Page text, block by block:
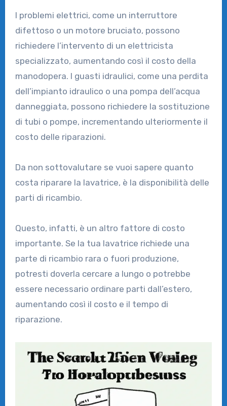
I problemi elettrici, come un interruttore
difettoso o un motore bruciato, possono
richiedere l’intervento di un elettricista
specializzato, aumentando così il costo della
manodopera. I guasti idraulici, come una perdita
dell’impianto idraulico o una pompa dell’acqua
danneggiata, possono richiedere la sostituzione
di tubi o pompe, incrementando ulteriormente il
costo delle riparazioni.
Da non sottovalutare se vuoi sapere quanto
costa riparare la lavatrice, è la disponibilità delle
parti di ricambio.
Questo, infatti, è un altro fattore di costo
importante. Se la tua lavatrice richiede una
parte di ricambio rara o fuori produzione,
potresti doverla cercare a lungo o potrebbe
essere necessario ordinare parti dall’estero,
aumentando così il costo e il tempo di
riparazione.